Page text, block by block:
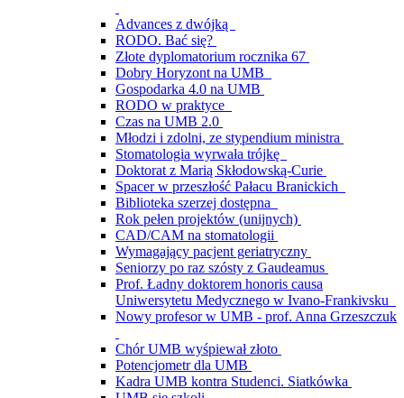
Advances z dwójką
RODO. Bać się?
Złote dyplomatorium rocznika 67
Dobry Horyzont na UMB
Gospodarka 4.0 na UMB
RODO w praktyce
Czas na UMB 2.0
Młodzi i zdolni, ze stypendium ministra
Stomatologia wyrwała trójkę
Doktorat z Marią Skłodowską-Curie
Spacer w przeszłość Pałacu Branickich
Biblioteka szerzej dostępna
Rok pełen projektów (unijnych)
CAD/CAM na stomatologii
Wymagający pacjent geriatryczny
Seniorzy po raz szósty z Gaudeamus
Prof. Ładny doktorem honoris causa
Uniwersytetu Medycznego w Ivano-Frankivsku
Nowy profesor w UMB - prof. Anna Grzeszczuk
Chór UMB wyśpiewał złoto
Potencjometr dla UMB
Kadra UMB kontra Studenci. Siatkówka